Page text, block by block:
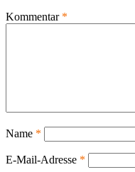
Kommentar *
Name *
E-Mail-Adresse *